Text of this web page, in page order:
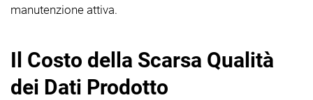
manutenzione attiva.
Il Costo della Scarsa Qualità
dei Dati Prodotto